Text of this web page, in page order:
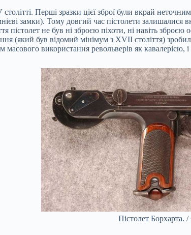
Перші зразки цієї зброї були вкрай
замки). Тому довгий час пістолети
не був ні зброєю піхоти, ні навіть зброєю
(який був відомий мінімум з XVII століття)
використання револьверів як кавалерією, і
Пістолет Борхарта.